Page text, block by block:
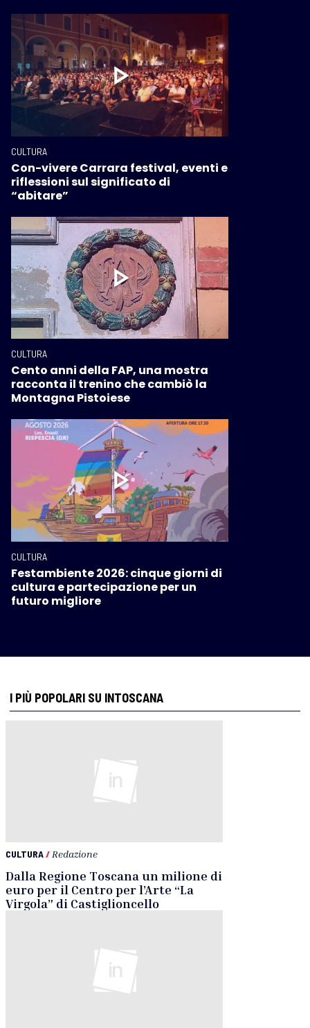
CULTURA
Con-vivere Carrara festival, eventi e
riflessioni sul significato di
“abitare”
CULTURA
Cento anni della FAP, una mostra
racconta il trenino che cambiò la
Montagna Pistoiese
CULTURA
Festambiente 2026: cinque giorni di
cultura e partecipazione per un
futuro migliore
I PIÙ POPOLARI SU INTOSCANA
CULTURA/ Redazione
Dalla Regione Toscana un milione di
euro per il Centro per l’Arte “La
Virgola” di Castiglioncello